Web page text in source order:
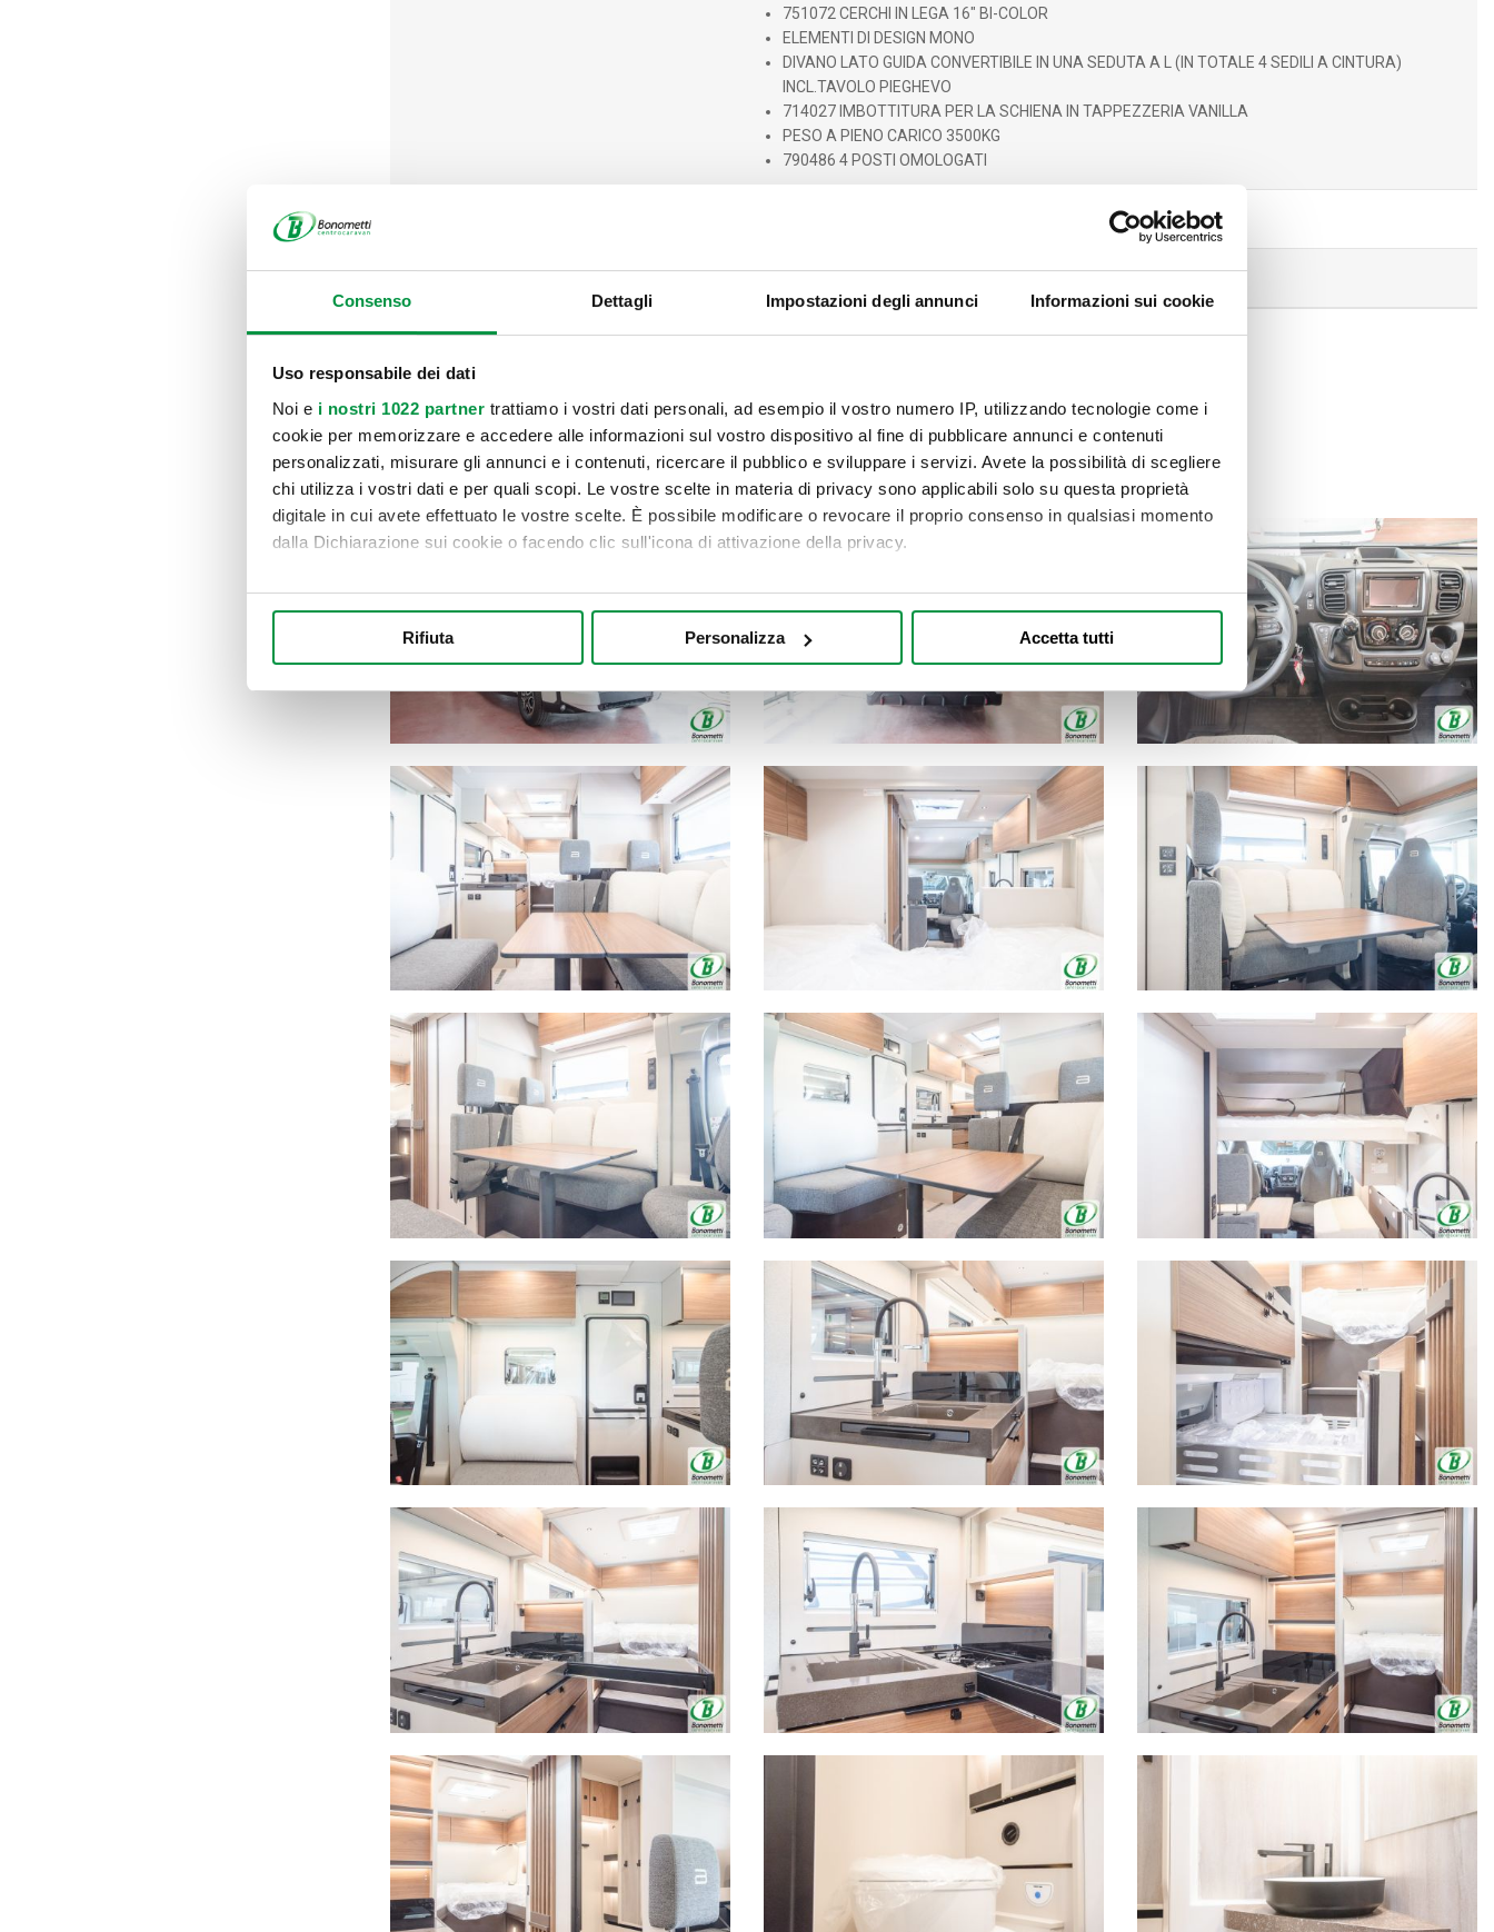
Consenso Dettagli Impostazioni degli annunci Informazioni sui cookie
Uso responsabile dei dati
Noi e i nostri 1022 partner trattiamo i vostri dati personali, ad esempio il vostro numero IP, utilizzando tecnologie come i
cookie per memorizzare e accedere alle informazioni sul vostro dispositivo al fine di pubblicare annunci e contenuti
personalizzati, misurare gli annunci e i contenuti, ricercare il pubblico e sviluppare i servizi. Avete la possibilità di scegliere
chi utilizza i vostri dati e per quali scopi. Le vostre scelte in materia di privacy sono applicabili solo su questa proprietà
digitale in cui avete effettuato le vostre scelte. È possibile modificare o revocare il proprio consenso in qualsiasi momento
dalla Dichiarazione sui cookie o facendo clic sull'icona di attivazione della privacy.
Con il tuo consenso, vorremmo anche:
Identificare il tuo dispositivo, scansionandolo attivamente alla ricerca di caratteristiche specifiche (impronte
Approfondisci come vengono elaborati i tuoi dati personali e imposta le tue preferenze nellasezione dettagli
. Puoi
modificare o ritirare il tuo consenso in qualsiasi momento dalla Dichiarazione sui cookie.
Utilizziamo i cookie per personalizzare contenuti ed annunci, per fornire funzionalità dei social media e per analizzare il
nostro traffico. Condividiamo inoltre informazioni sul modo in cui utilizza il nostro sito con i nostri partner che si occupano
di analisi dei dati web, pubblicità e social media, i quali potrebbero combinarle con altre informazioni che ha fornito loro o
che hanno raccolto dal suo utilizzo dei loro servizi.
Rifiuta Personalizza Accetta tutti
751072 CERCHI IN LEGA 16" BI-COLOR
ELEMENTI DI DESIGN MONO
DIVANO LATO GUIDA CONVERTIBILE IN UNA SEDUTA A L (IN TOTALE 4 SEDILI A CINTURA)
INCL.TAVOLO PIEGHEVO
714027 IMBOTTITURA PER LA SCHIENA IN TAPPEZZERIA VANILLA
PESO A PIENO CARICO 3500KG
790486 4 POSTI OMOLOGATI
STAMPA SCHEDA CONDIVIDI